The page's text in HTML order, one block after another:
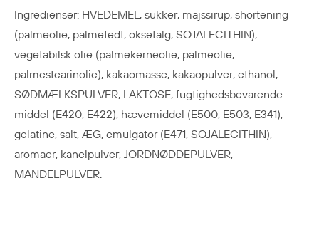
Ingredienser: HVEDEMEL, sukker, majssirup, shortening
(palmeolie, palmefedt, oksetalg, SOJALECITHIN),
vegetabilsk olie (palmekerneolie, palmeolie,
palmestearinolie), kakaomasse, kakaopulver, ethanol,
SØDMÆLKSPULVER, LAKTOSE, fugtighedsbevarende
middel (E420, E422), hævemiddel (E500, E503, E341),
gelatine, salt, ÆG, emulgator (E471, SOJALECITHIN),
aromaer, kanelpulver, JORDNØDDEPULVER,
MANDELPULVER.